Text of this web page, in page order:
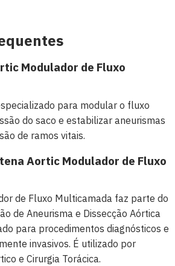
Modulador de Fluxo
para modular o fluxo
do saco e estabilizar aneurismas
de ramos vitais.
Aortic Modulador de Fluxo
de Fluxo Multicamada faz parte do
de Aneurisma e Dissecção Aórtica
para procedimentos diagnósticos e
invasivos. É utilizado por
e Cirurgia Torácica.